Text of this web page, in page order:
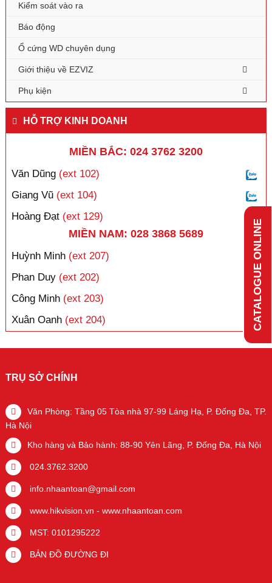
CATALOGUE ONLINE
Kiểm soát vào ra
Báo động
Ổ cứng WD chuyên dụng
Giới thiệu về EZVIZ
Phụ kiện
HỖ TRỢ KINH DOANH
MIỀN BẮC: 024 3762 3200
Văn Dũng (ext 102)
Giang Vũ (ext 104)
Hoàng Đạt (ext 129)
MIỀN NAM: 028 3868 5689
Huỳnh Minh (ext 207)
Phan Duy (ext 202)
Công Minh (ext 203)
Xuân Oanh (ext 204)
TRỤ SỞ CHÍNH
Văn Phòng: Tầng 05 Tòa nhà 97-99 Láng Hạ, P. Đống Đa, TP.
Hà Nội
Kho hàng và Bảo hành: 88-90 Yên Lãng, P. Đống Đa, Hà Nội
024.3762.3200
info.nhaantoan@gmail.com
www.hikvision.vn - www.nhaantoan.com
MST: 0101295222
BẢN ĐỒ ĐƯỜNG ĐI